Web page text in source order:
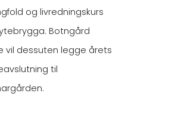
og livredningskurs
Botngård
vil dessuten legge årets
til